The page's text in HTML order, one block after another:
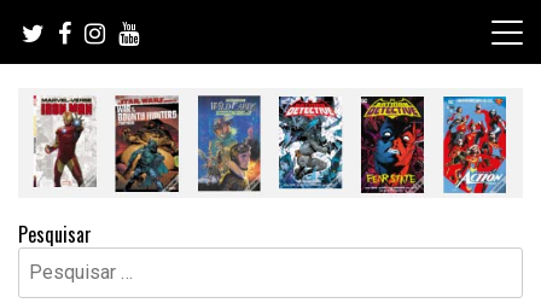
content
Pesquisar
Pesquisar
por: